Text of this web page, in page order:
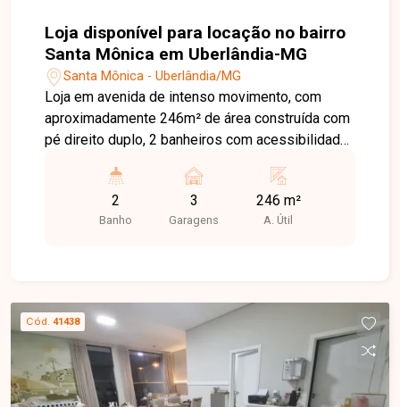
Loja disponível para locação no bairro
Santa Mônica em Uberlândia-MG
Santa Mônica - Uberlândia/MG
Loja em avenida de intenso movimento, com
aproximadamente 246m² de área construída com
pé direito duplo, 2 banheiros com acessibilidade,
100m² e portas automáticas. Possi habite-se.
2
Banho
3
Garagens
246 m²
A. Útil
Cód. 41438